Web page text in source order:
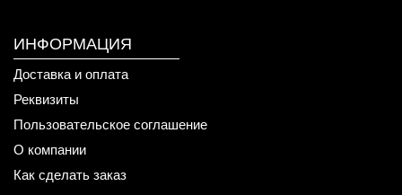
ИНФОРМАЦИЯ
Доставка и оплата
Реквизиты
Пользовательское соглашение
О компании
Как сделать заказ